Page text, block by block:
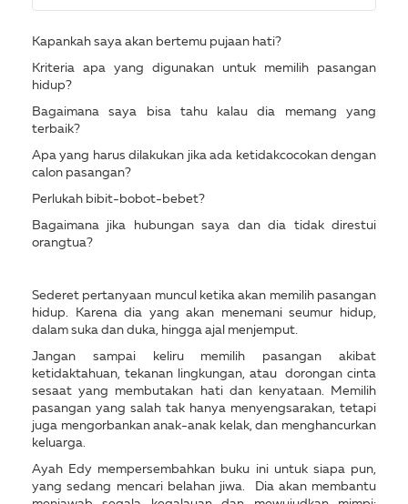
Kapankah saya akan bertemu pujaan hati?
Kriteria apa yang digunakan untuk memilih pasangan
hidup?
Bagaimana saya bisa tahu kalau dia memang yang
terbaik?
Apa yang harus dilakukan jika ada ketidakcocokan dengan
calon pasangan?
Perlukah bibit-bobot-bebet?
Bagaimana jika hubungan saya dan dia tidak direstui
orangtua?
Sederet pertanyaan muncul ketika akan memilih pasangan
hidup. Karena dia yang akan menemani seumur hidup,
dalam suka dan duka, hingga ajal menjemput.
Jangan sampai keliru memilih pasangan akibat
ketidaktahuan, tekanan lingkungan, atau dorongan cinta
sesaat yang membutakan hati dan kenyataan. Memilih
pasangan yang salah tak hanya menyengsarakan, tetapi
juga mengorbankan anak-anak kelak, dan menghancurkan
keluarga.
Ayah Edy mempersembahkan buku ini untuk siapa pun,
yang sedang mencari belahan jiwa. Dia akan membantu